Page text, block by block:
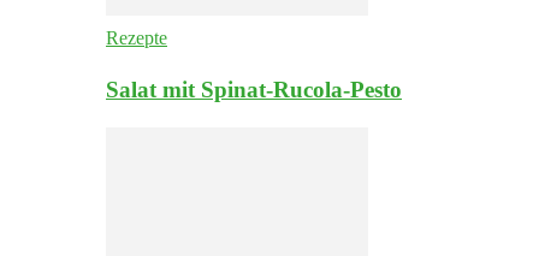
Rezepte
Salat mit Spinat-Rucola-Pesto